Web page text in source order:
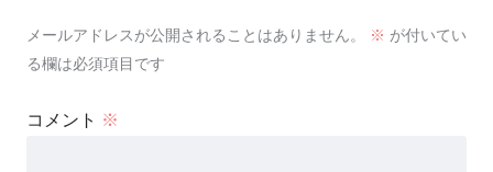
メールアドレスが公開されることはありません。 ※ が付いてい
る欄は必須項目です
コメント ※